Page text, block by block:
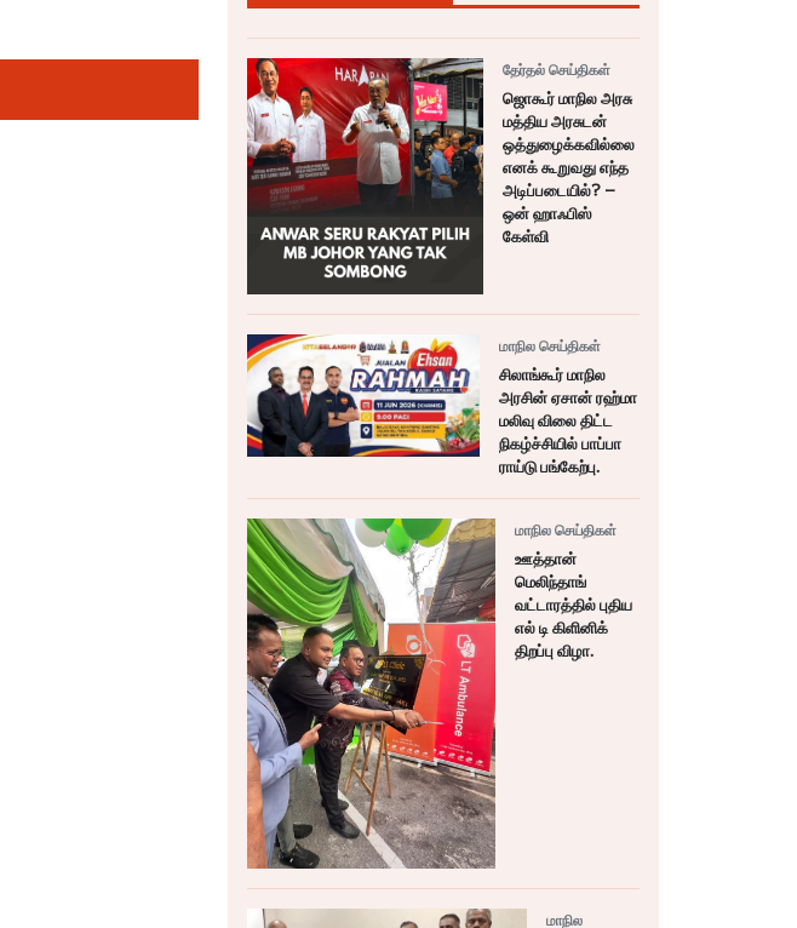
தேர்தல் செய்திகள்
ஜொகூர் மாநில அரசு
மத்திய அரசுடன்
ஒத்துழைக்கவில்லை
எனக் கூறுவது எந்த
அடிப்படையில்? –
ஒன் ஹாஃபிஸ்
கேள்வி
மாநில செய்திகள்
சிலாங்கூர் மாநில
அரசின் ஏசான் ரஹ்மா
மலிவு விலை திட்ட
நிகழ்ச்சியில் பாப்பா
ராய்டு பங்கேற்பு.
மாநில செய்திகள்
ஊத்தான்
மெலிந்தாங்
வட்டாரத்தில் புதிய
எல் டி கிளினிக்
திறப்பு விழா.
மாநில